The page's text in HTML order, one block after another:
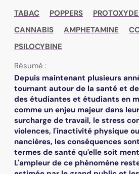
TABAC
POPPERS
CANNABIS
AMPHETAMINE
PSILOCYBINE
Résumé :
Depuis maintenant plusieurs
tournant autour de la santé et
des étudiantes et étudiants en
comme un enjeu majeur dans
surcharge de travail, le stress
violences, l'inactivité physique
nancières, les conséquences
termes de santé qu'elle soit
L'ampleur de ce phénomène